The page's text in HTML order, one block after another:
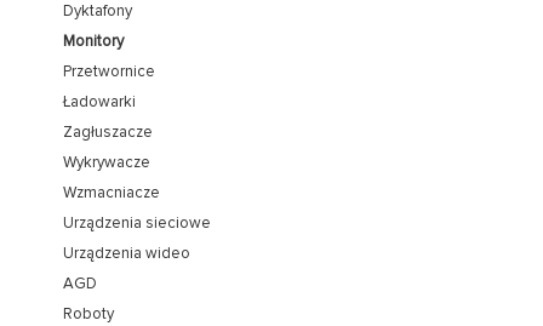
Dyktafony
Monitory
Przetwornice
Ładowarki
Zagłuszacze
Wykrywacze
Wzmacniacze
Urządzenia sieciowe
Urządzenia wideo
AGD
Roboty